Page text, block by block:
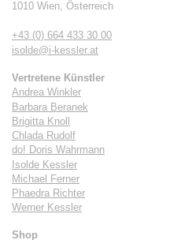
1010 Wien, Österreich
+43 (0) 664 433 30 00
isolde@i-kessler.at
Vertretene Künstler
Andrea Winkler
Barbara Beranek
Brigitta Knoll
Chlada Rudolf
do! Doris Wahrmann
Isolde Kessler
Michael Ferner
Phaedra Richter
Werner Kessler
Shop